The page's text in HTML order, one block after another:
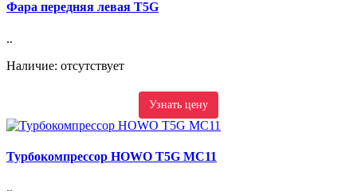
Фара передняя левая T5G
..
Наличие: отсутствует
Узнать цену
Турбокомпрессор HOWO T5G MC11
..